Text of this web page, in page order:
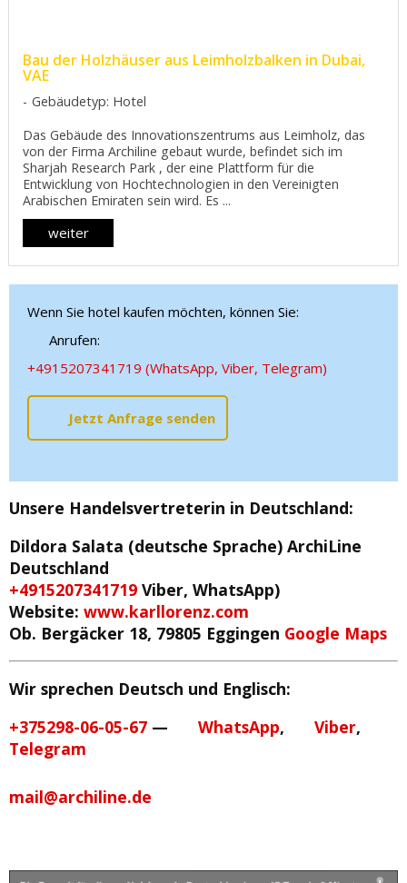
Bau der Holzhäuser aus Leimholzbalken in Dubai,
VAE
Gebäudetyp: Hotel
Das Gebäude des Innovationszentrums aus Leimholz, das
von der Firma Archiline gebaut wurde, befindet sich im
Sharjah Research Park , der eine Plattform für die
Entwicklung von Hochtechnologien in den Vereinigten
Arabischen Emiraten sein wird. Es ...
weiter
Wenn Sie hotel kaufen möchten, können Sie:
Anrufen:
+4915207341719 (WhatsApp, Viber, Telegram)
Jetzt Anfrage senden
Unsere Handelsvertreterin in Deutschland:
Dildora Salata (deutsche Sprache) ArchiLine
Deutschland
+4915207341719 Viber, WhatsApp)
Website: www.karllorenz.com
Ob. Bergäcker 18, 79805 Eggingen Google Maps
Wir sprechen Deutsch und Englisch:
+375298-06-05-67 — WhatsApp, Viber,
Telegram
mail@archiline.de